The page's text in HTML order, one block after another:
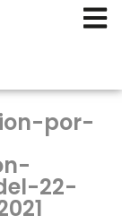
por-
22-